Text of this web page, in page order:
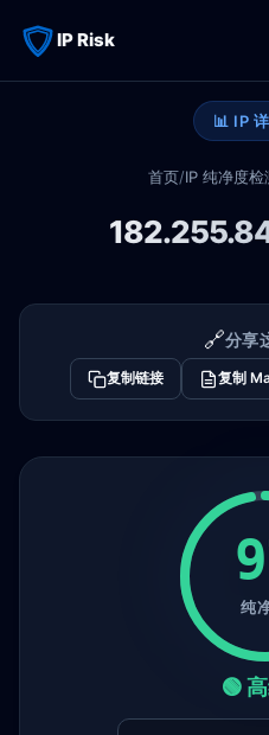
IP Risk
📊 IP
首页/IP 纯净度检
🔗分享
复制链接 复制
纯
🟢